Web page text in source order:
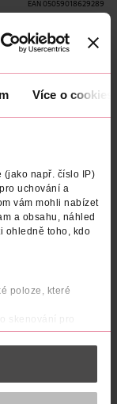
Více o cookies
(jako např. číslo IP)
uchování a
vám mohli nabízet
a obsahu, náhled
ohledně toho, kdo
poloze, které
skenování pro
údaje, a nastavte
můžete kdykoliv
EAN 05059018629289
159 Kč
Obj. č.: 1317442